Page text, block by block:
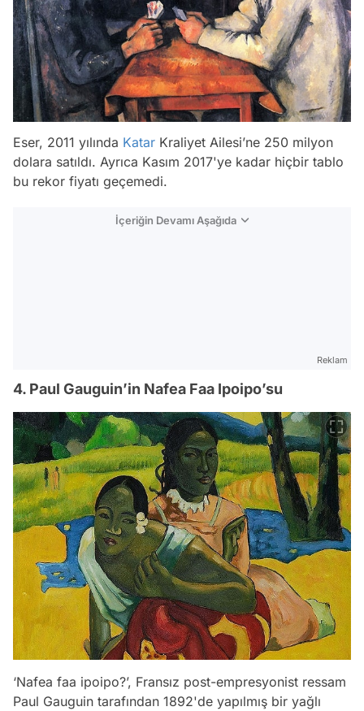
Eser, 2011 yılında Katar Kraliyet Ailesi’ne 250 milyon
dolara satıldı. Ayrıca Kasım 2017'ye kadar hiçbir tablo
bu rekor fiyatı geçemedi.
İçeriğin Devamı Aşağıda
Reklam
4. Paul Gauguin’in Nafea Faa Ipoipo’su
‘Nafea faa ipoipo?’, Fransız post-empresyonist ressam
Paul Gauguin tarafından 1892'de yapılmış bir yağlı